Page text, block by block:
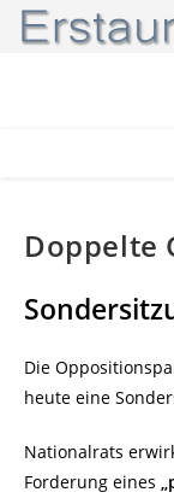
Zum
Inhalt
Doppelte
Die
heute eine
Nationalrats
Forderung eines